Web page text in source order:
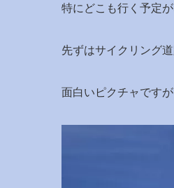
特にどこも行く予定
先ずはサイクリング
面白いピクチャです